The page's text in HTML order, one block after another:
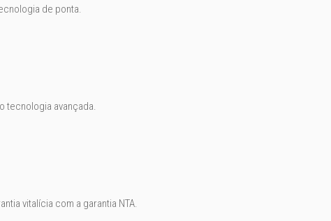
de ponta.
tecnologia avançada.
vitalícia com a garantia NTA.